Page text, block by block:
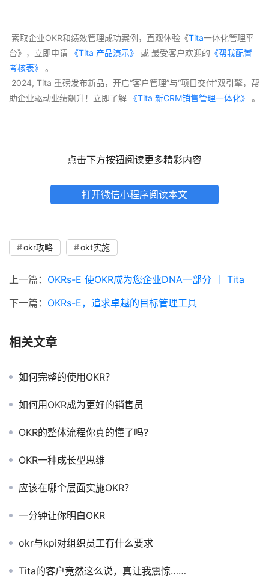
索取企业OKR和绩效管理成功案例，直观体验《Tita一体化管理平
台》，立即申请 《Tita 产品演示》 或 最受客户欢迎的 《帮我配置
考核表》
。
助企业驱动业绩飙升！立即了解 《Tita 新CRM销售管理一体化》 。
点击下方按钮阅读更多精彩内容
打开微信小程序阅读本文
okr攻略 okt实施
上一篇： OKRs-E 使OKR成为您企业DNA一部分 ｜ Tita
下一篇： OKRs-E，追求卓越的目标管理工具
相关文章
如何完整的使用OKR？
如何用OKR成为更好的销售员
OKR的整体流程你真的懂了吗?
OKR一种成长型思维
应该在哪个层面实施OKR？
一分钟让你明白OKR
okr与kpi对组织员工有什么要求
Tita的客户竟然这么说，真让我震惊……